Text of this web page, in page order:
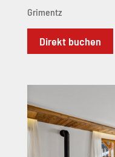
Grimentz
Direkt buchen